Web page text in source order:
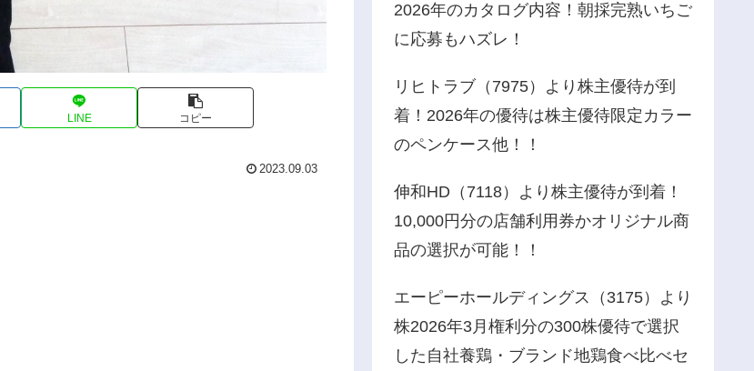
LINE コピー
2023.09.03
2026年のカタログ内容！朝採完熟いちご
に応募もハズレ！
リヒトラブ（7975）より株主優待が到
着！2026年の優待は株主優待限定カラー
のペンケース他！！
伸和HD（7118）より株主優待が到着！
10,000円分の店舗利用券かオリジナル商
品の選択が可能！！
エーピーホールディングス（3175）より
株2026年3月権利分の300株優待で選択
した自社養鶏・ブランド地鶏食べ比べセ